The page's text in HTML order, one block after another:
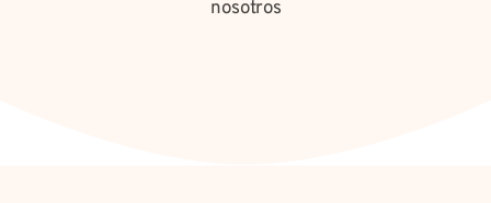
nosotros